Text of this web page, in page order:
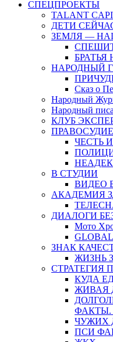
СПЕЦПРОЕКТЫ
TALANT
ДЕТИ
ЗЕМЛЯ —
НАРОДНЫЙ
Сказ о
Народный
Народный
КЛУБ
ПРАВОСУДИЕ
ЧЕСТЬ
В СТУДИИ
ВИДЕО
АКАДЕМИЯ
ДИАЛОГИ
Мото
ЗНАК
ЖИЗНЬ
СТРАТЕГИЯ
КУДА
ЖИВАЯ
ЧУЖИХ
ПСИ